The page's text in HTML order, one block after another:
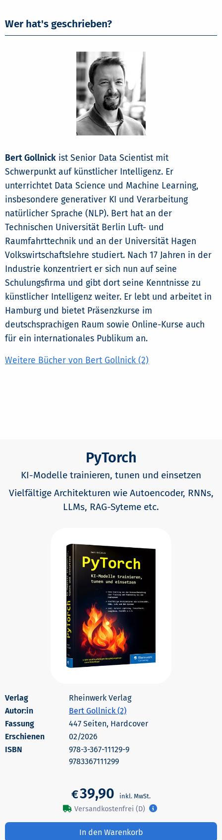
Wer hat's geschrieben?
Bert Gollnick ist Senior Data Scientist mit
Schwerpunkt auf künstlicher Intelligenz. Er
unterrichtet Data Science und Machine Learning,
insbesondere generativer KI und Verarbeitung
natürlicher Sprache (NLP). Bert hat an der
Technischen Universität Berlin Luft- und
Raumfahrttechnik und an der Universität Hagen
Volkswirtschaftslehre studiert. Nach 17 Jahren in der
Industrie konzentriert er sich nun auf seine
Schulungsfirma und gibt dort seine Kenntnisse zu
künstlicher Intelligenz weiter. Er lebt und arbeitet in
Hamburg und bietet Präsenzkurse im
deutschsprachigen Raum sowie Online-Kurse auch
für ein internationales Publikum an.
Weitere Bücher von Bert Gollnick (2)
PyTorch
KI-Modelle trainieren, tunen und einsetzen
Vielfältige Architekturen wie Autoencoder, RNNs,
LLMs, RAG-Syteme etc.
Rheinwerk Verlag
Autor:in
Bert Gollnick (2)
447 Seiten, Hardcover
Erschienen
02/2026
978-3-367-11129-9
9783367111299
€39,90
Versandkostenfrei (D)
In den Warenkorb